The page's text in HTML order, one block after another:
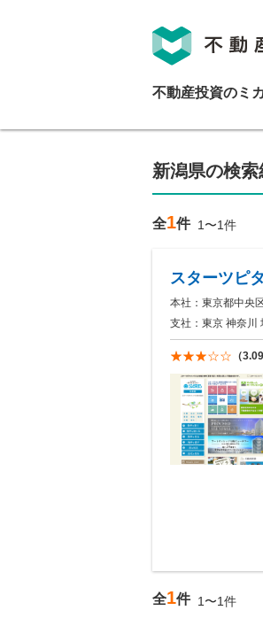
不動産投資のミ
新潟県の検索
全1件 1〜1件
スターツピ
本社：東京都中央
支社：東京 神奈川
（3.09
全1件 1〜1件